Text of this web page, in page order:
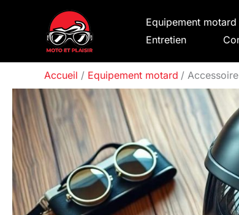
Equipement motard
Entretien
Accueil Equipement motard